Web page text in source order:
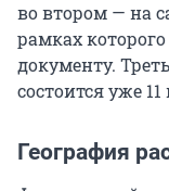
во втором — на
рамках
документу.
состоится уже
География